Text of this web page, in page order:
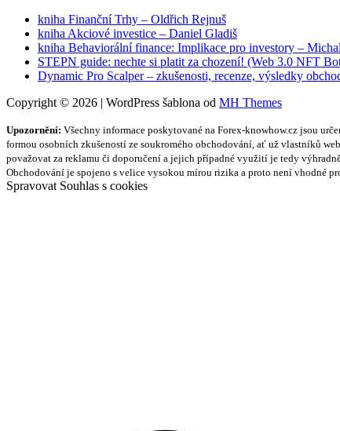
kniha Finanční Trhy – Oldřich Rejnuš
kniha Akciové investice – Daniel Gladiš
kniha Behaviorální finance: Implikace pro investory –
STEPN guide: nechte si platit za chození! (Web 3.0 NFT
Dynamic Pro Scalper – zkušenosti, recenze, výsledky
Copyright © 2026 | WordPress šablona od MH Themes
Upozornění: Všechny informace poskytované na Forex-knowhow.cz jsou
formou osobních zkušeností ze soukromého obchodování, ať už vlastníků
považovat za reklamu či doporučení a jejich případné využití je tedy
Obchodování je spojeno s velice vysokou mírou rizika a proto není vhodné
Spravovat Souhlas s cookies